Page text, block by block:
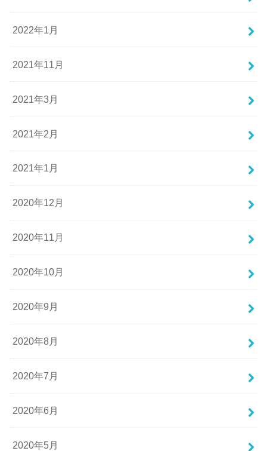
2022年1月
2021年11月
2021年3月
2021年2月
2021年1月
2020年12月
2020年11月
2020年10月
2020年9月
2020年8月
2020年7月
2020年6月
2020年5月